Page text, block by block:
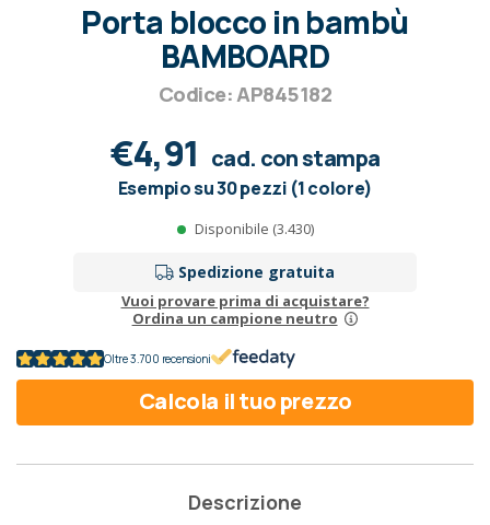
Porta blocco in bambù
BAMBOARD
Codice: AP845182
€4,91 cad. con stampa
Esempio su 30 pezzi (1 colore)
Disponibile (3.430)
Spedizione gratuita
Vuoi provare prima di acquistare?
Ordina un campione neutro
Oltre 3.700 recensioni
Calcola il tuo prezzo
Descrizione